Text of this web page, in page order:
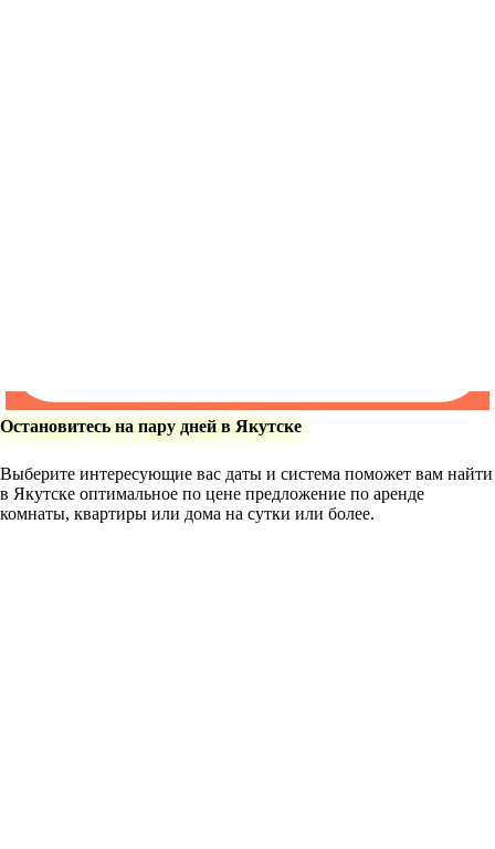
Остановитесь на пару дней в Якутске
Выберите интересующие вас даты и система поможет вам найти
в Якутске оптимальное по цене предложение по аренде
комнаты, квартиры или дома на сутки или более.